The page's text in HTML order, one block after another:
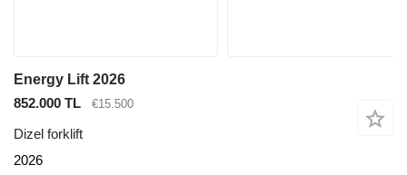
Energy Lift 2026
852.000 TL
€15.500
Dizel forklift
2026